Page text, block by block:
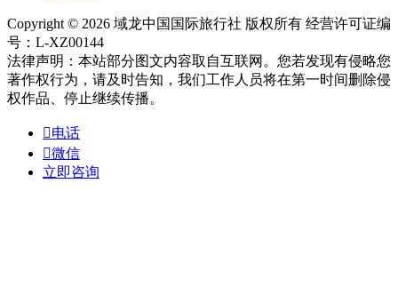
Copyright © 2026 域龙中国国际旅行社 版权所有 经营许可证编
号：L-XZ00144
法律声明：本站部分图文内容取自互联网。您若发现有侵略您
著作权行为，请及时告知，我们工作人员将在第一时间删除侵
权作品、停止继续传播。
电话
微信
立即咨询